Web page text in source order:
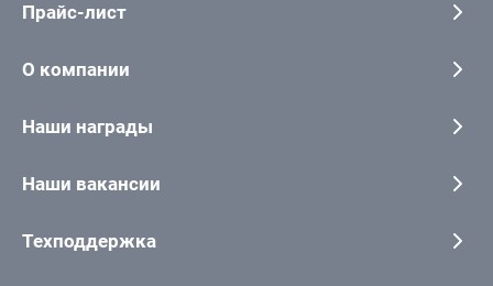
Прайс-лист
О компании
Наши награды
Наши вакансии
Техподдержка